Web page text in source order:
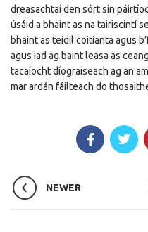
dreasachtaí den sórt sin
úsáid a bhaint as na tairiscintí
bhaint as teidil coitianta agus
agus iad ag baint leasa as
tacaíocht díograiseach ag an
mar ardán fáilteach do
NEWER